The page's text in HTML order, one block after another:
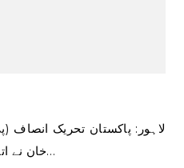
لاہور: پاکستان تحریک انصاف (پی ٹی آئی) کے چیئرمین عمران
خان نے اتوار کے روز کہا کہ ان کی \’جیل…